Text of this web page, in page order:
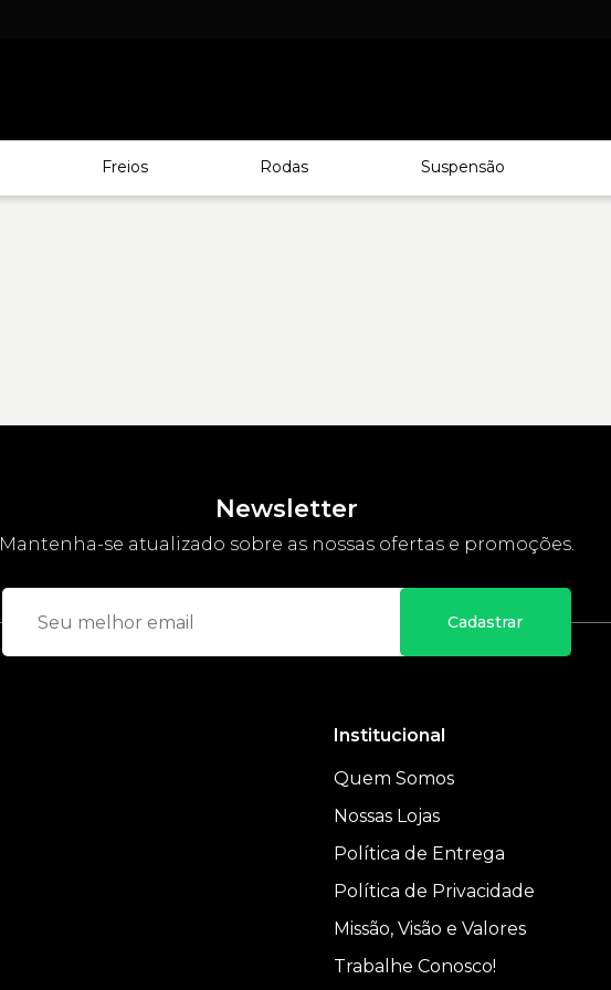
Freios Rodas Suspensão
Newsletter
Mantenha-se atualizado sobre as nossas ofertas e promoções.
Cadastrar
Institucional
Quem Somos
Nossas Lojas
Política de Entrega
Política de Privacidade
Missão, Visão e Valores
Trabalhe Conosco!